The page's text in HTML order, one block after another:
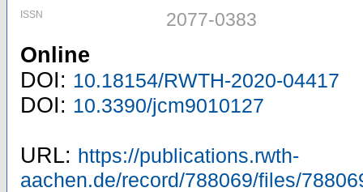
ISSN 2077-0383
Online
DOI: 10.18154/RWTH-2020-04417
DOI: 10.3390/jcm9010127
URL: https://publications.rwth-
aachen.de/record/788069/files/